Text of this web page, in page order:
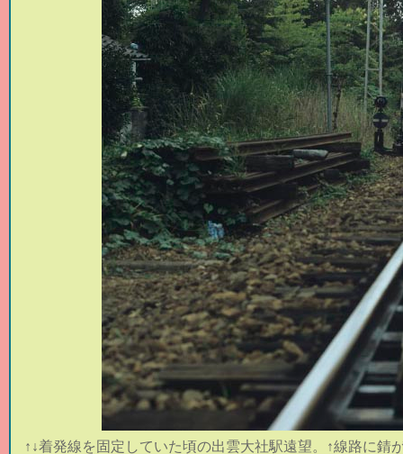
↑↓着発線を固定していた頃の出雲大社駅遠望。↑線路に錆